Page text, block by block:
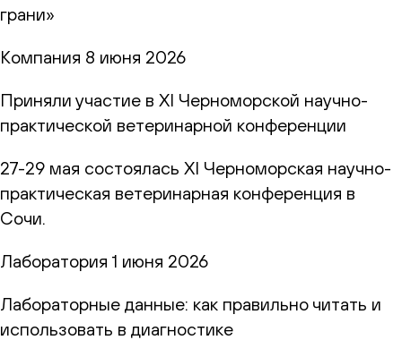
грани»
Компания 8 июня 2026
Приняли участие в XI Черноморской научно-
практической ветеринарной конференции
27-29 мая состоялась XI Черноморская научно-
практическая ветеринарная конференция в
Сочи.
Лаборатория 1 июня 2026
Лабораторные данные: как правильно читать и
использовать в диагностике